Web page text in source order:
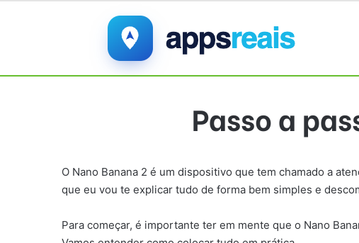
Passo a
O Nano Banana 2 é um dispositivo que tem chamado a
que eu vou te explicar tudo de forma bem simples e
Para começar, é importante ter em mente que o Nano